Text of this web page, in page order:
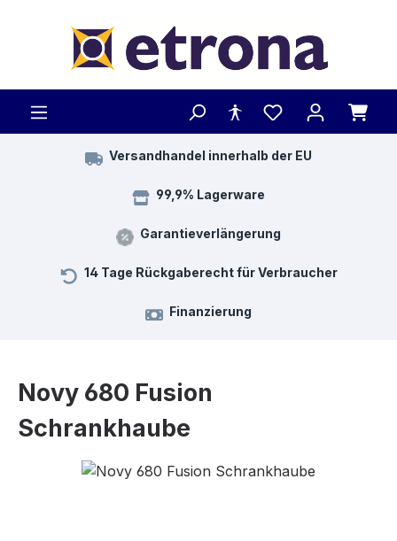
Versandhandel innerhalb der EU
99,9% Lagerware
Garantieverlängerung
14 Tage Rückgaberecht für Verbraucher
Finanzierung
Novy 680 Fusion
Schrankhaube
Bildergalerie überspringen